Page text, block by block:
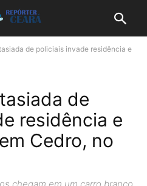
de policiais invade residência e
de
residência e
Cedro, no